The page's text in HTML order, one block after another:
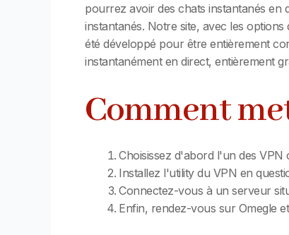
pourrez avoir des chats instantanés en
instantanés. Notre site, avec les
été développé pour être entièrement
instantanément en direct, entièrement
Comment
Choisissez d'abord l'un des VPN
Installez l'utility du VPN en
Connectez-vous à un serveur
Enfin, rendez-vous sur Omegle